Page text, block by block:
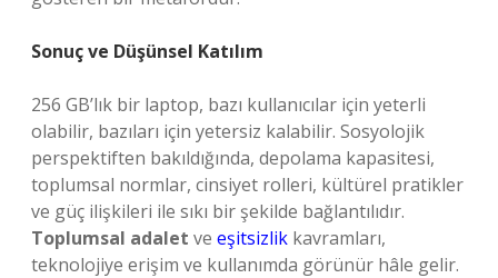
Sonuç ve Düşünsel Katılım
256 GB’lık bir laptop, bazı kullanıcılar için yeterli
olabilir, bazıları için yetersiz kalabilir. Sosyolojik
perspektiften bakıldığında, depolama kapasitesi,
toplumsal normlar, cinsiyet rolleri, kültürel pratikler
ve güç ilişkileri ile sıkı bir şekilde bağlantılıdır.
Toplumsal adalet ve eşitsizlik kavramları,
teknolojiye erişim ve kullanımda görünür hâle gelir.